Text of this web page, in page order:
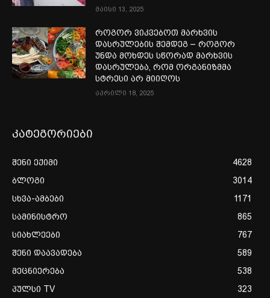
მაისი 13, 2025
როგორ ვიკვებოთ მარხვის
დასრულების შემდეგ – როგორ
უნდა მოხდეს სწორად მარხვის
დასრულება, რომ ორგანიზმმა
სტრესი არ მიიღოს
აპრილი 18, 2025
კატეგორიები
შენი ექიმი
4628
ბლოგი
3014
სხვა-ამბები
1171
სამინისტრო
865
სიახლეები
767
შენი დაავადება
589
მეცნიერება
538
პულსი TV
323